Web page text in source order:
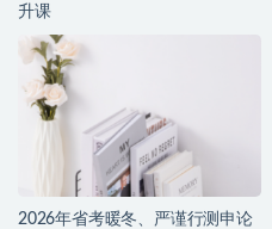
升课
2026年省考暖冬、严谨行测申论